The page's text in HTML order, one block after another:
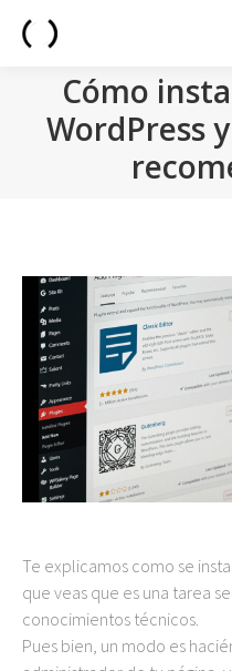
Cómo
WordPress
Te explicamos como se
que veas que es una tarea
conocimientos técnicos.
Pues bien, un modo es